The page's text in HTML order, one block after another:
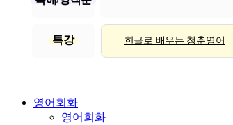
특강 한글로 배우는 청춘영어
영어회화
영어회화